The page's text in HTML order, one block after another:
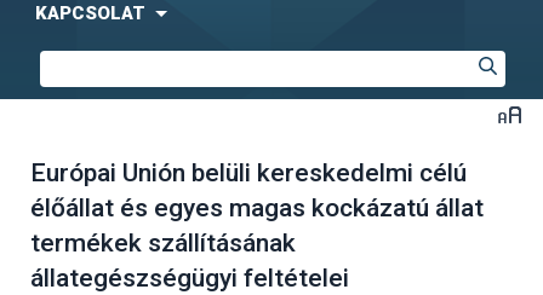
KAPCSOLAT
Európai Unión belüli kereskedelmi célú
élőállat és egyes magas kockázatú állat
termékek szállításának
állategészségügyi feltételei